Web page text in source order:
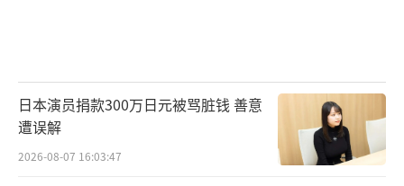
日本演员捐款300万日元被骂脏钱 善意
遭误解
2026-08-07 16:03:47